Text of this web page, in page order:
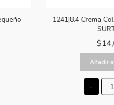
1241|8.4 Crema
$
Añadir
-